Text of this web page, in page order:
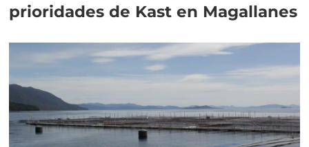
prioridades de Kast en Magallanes